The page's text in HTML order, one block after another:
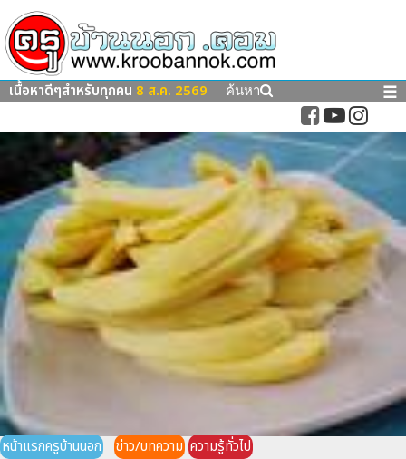
เนื้อหาดีๆสำหรับทุกคน 8 ส.ค. 2569 ค้นหา ☰
หน้าแรกครูบ้านนอก ข่าว/บทความ ความรู้ทั่วไป